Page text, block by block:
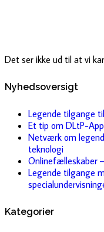
Det ser ikke ud til at vi
Nyhedsoversigt
Legende tilgange
Et tip om DLtP-
Netværk om
teknologi
Onlinefælleskaber
Legende tilgange
Kategorier